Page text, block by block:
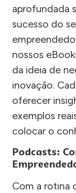
aprofundada
sucesso do
nossos
da ideia de
inovação.
oferecer
exemplos
colocar o
Podcasts:
Com a rotina